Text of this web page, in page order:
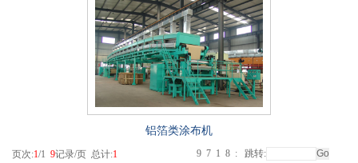
铝箔类涂布机
页次:1 /1 9记录/页 总计:1 9 7 1 8 : 跳转: